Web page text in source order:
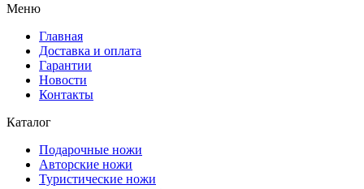
Меню
Главная
Доставка и оплата
Гарантии
Новости
Контакты
Каталог
Подарочные ножи
Авторские ножи
Туристические ножи